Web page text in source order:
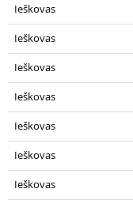
Ieškovas
Ieškovas
Ieškovas
Ieškovas
Ieškovas
Ieškovas
Ieškovas